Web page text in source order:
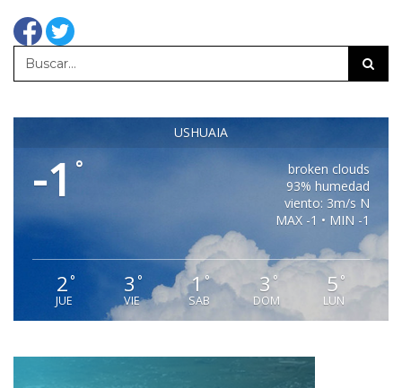
USHUAIA
-1 °
broken clouds
93% humedad
viento: 3m/s N
MAX -1 • MIN -1
2°
JUE
3 °
VIE
1°
SAB
3 °
DOM
5 °
LUN